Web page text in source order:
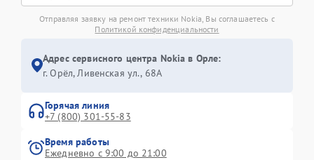
Отправляя заявку на ремонт техники Nokia, Вы соглашаетесь с
Политикой конфиденциальности
Адрес сервисного центра Nokia в Орле:
г. Орёл, Ливенская ул., 68А
Горячая линия
+7 (800) 301-55-83
Время работы
Ежедневно с 9:00 до 21:00